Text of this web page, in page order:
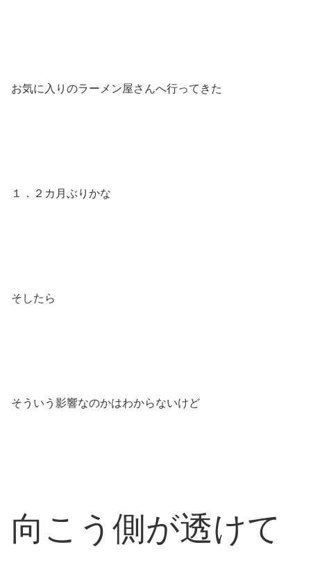
お気に入りのラーメン屋さんへ行ってきた
１．２カ月ぶりかな
そしたら
そういう影響なのかはわからないけど
向こう側が透けて